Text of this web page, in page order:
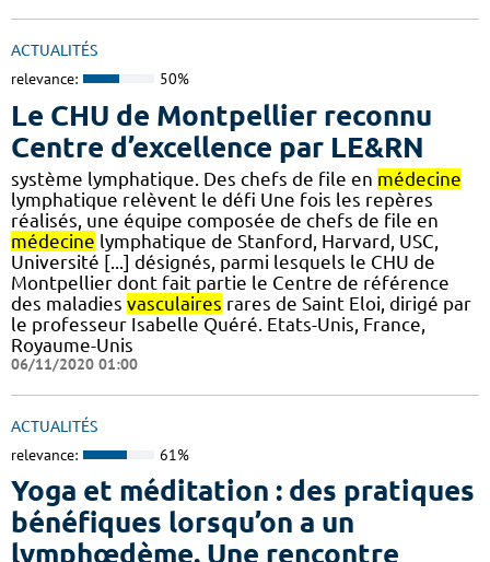
ACTUALITÉS
relevance: 50%
Le CHU de Montpellier reconnu
Centre d’excellence par LE&RN
système lymphatique. Des chefs de file en médecine
lymphatique relèvent le défi Une fois les repères
réalisés, une équipe composée de chefs de file en
médecine lymphatique de Stanford, Harvard, USC,
Université [...] désignés, parmi lesquels le CHU de
Montpellier dont fait partie le Centre de référence
des maladies vasculaires rares de Saint Eloi, dirigé par
le professeur Isabelle Quéré. Etats-Unis, France,
Royaume-Unis
06/11/2020 01:00
ACTUALITÉS
relevance: 61%
Yoga et méditation : des pratiques
bénéfiques lorsqu’on a un
lymphœdème. Une rencontre